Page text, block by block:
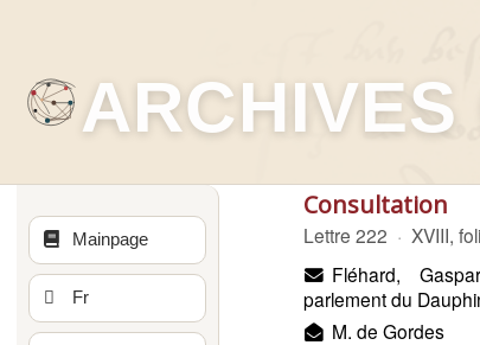
ARCHIVES
Mainpage
Fr
Consultation
Lettre 222 · XVIII,
Fléhard,
parlement du
M. de Gordes